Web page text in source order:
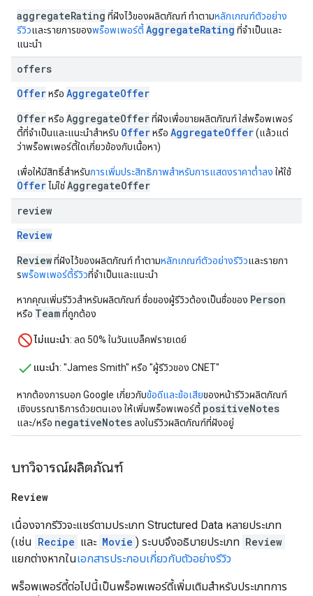
aggregateRating ที่ฝังไว้ของผลิตภัณฑ์ ทำตามหลักเกณฑ์ตัวอย่าง
รีวิวและรายการของพร็อพเพอร์ตี้ AggregateRating ที่จำเป็นและ
แนะนำ
offers
Offerหรือ AggregateOffer
Offerหรือ AggregateOfferที่ฝังเพื่อขายผลิตภัณฑ์ ใส่พร็อพเพอร์
ตี้ที่จําเป็นและแนะนําสําหรับ Offerหรือ AggregateOffer(แล้วแต่
ว่าพร็อพเพอร์ตี้ใดเกี่ยวข้องกับเนื้อหา)
เพื่อให้มีสิทธิ์สำหรับการเพิ่มประสิทธิภาพสำหรับการแสดงราคาต่ำลง ให้ใช้
Offer ไม่ใช่AggregateOffer
review
Review
Reviewที่ฝังไว้ของผลิตภัณฑ์ ทำตามหลักเกณฑ์ตัวอย่างรีวิวและรายกา
รพร็อพเพอร์ตี้รีวิวที่จำเป็นและแนะนำ
หากคุณเพิ่มรีวิวสำหรับผลิตภัณฑ์ ชื่อของผู้รีวิวต้องเป็นชื่อของ Person
หรือ Teamที่ถูกต้อง
ไม่แนะนำ: ลด 50% ในวันแบล็คฟรายเดย์
แนะนำ: "James Smith" หรือ "ผู้รีวิวของ CNET"
หากต้องการบอก Google เกี่ยวกับข้อดีและข้อเสียของหน้ารีวิวผลิตภัณฑ์
เชิงบรรณาธิการด้วยตนเอง ให้เพิ่มพร็อพเพอร์ตี้ positiveNotes
และ/หรือ negativeNotesลงในรีวิวผลิตภัณฑ์ที่ฝังอยู่
บทวิจารณ์ผลิตภัณฑ์
Review
เนื่องจากรีวิวจะแชร์ตามประเภท Structured Data หลายประเภท
(เช่น Recipe และ Movie ) ระบบจึงอธิบายประเภท Review
แยกต่างหากในเอกสารประกอบเกี่ยวกับตัวอย่างรีวิว
พร็อพเพอร์ตี้ต่อไปนี้เป็นพร็อพเพอร์ตี้เพิ่มเติมสำหรับประเภทการ